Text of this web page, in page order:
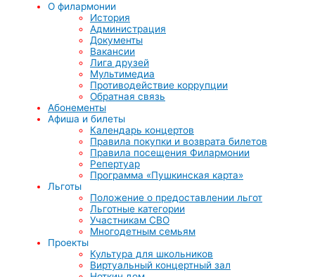
О филармонии
История
Администрация
Документы
Вакансии
Лига друзей
Мультимедиа
Противодействие коррупции
Обратная связь
Абонементы
Афиша и билеты
Календарь концертов
Правила покупки и возврата билетов
Правила посещения Филармонии
Репертуар
Программа «Пушкинская карта»
Льготы
Положение о предоставлении льгот
Льготные категории
Участникам СВО
Многодетным семьям
Проекты
Культура для школьников
Виртуальный концертный зал